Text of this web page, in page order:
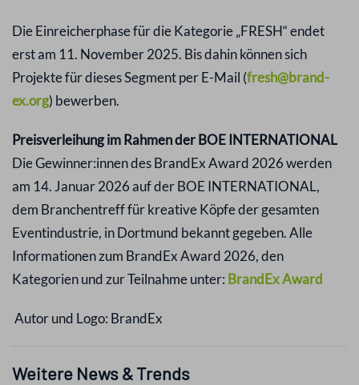
Die Einreicherphase für die Kategorie „FRESH“ endet
erst am 11. November 2025. Bis dahin können sich
Projekte für dieses Segment per E-Mail (fresh@brand-
ex.org) bewerben.
Preisverleihung im Rahmen der BOE INTERNATIONAL
Die Gewinner:innen des BrandEx Award 2026 werden
am 14. Januar 2026 auf der BOE INTERNATIONAL,
dem Branchentreff für kreative Köpfe der gesamten
Eventindustrie, in Dortmund bekannt gegeben. Alle
Informationen zum BrandEx Award 2026, den
Kategorien und zur Teilnahme unter: BrandEx Award
Autor und Logo: BrandEx
Weitere News & Trends